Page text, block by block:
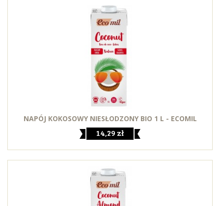
NAPÓJ KOKOSOWY NIESŁODZONY BIO 1 L - ECOMIL
14,29 zł